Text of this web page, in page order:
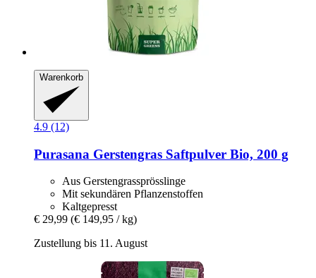
Warenkorb
4.9 (12)
Purasana Gerstengras Saftpulver Bio, 200 g
Aus Gerstengrassprösslinge
Mit sekundären Pflanzenstoffen
Kaltgepresst
€ 29,99 (€ 149,95 / kg)
Zustellung bis 11. August